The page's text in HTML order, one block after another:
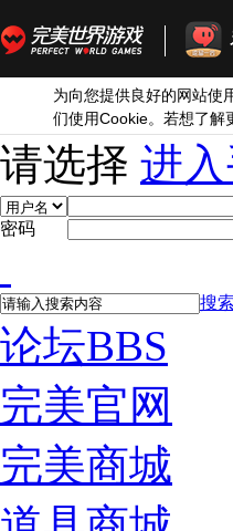
为向您提供良好的网站使
们使用Cookie。若想了解
请选择 进
密码
搜索
论坛BBS
完美官网
完美商城